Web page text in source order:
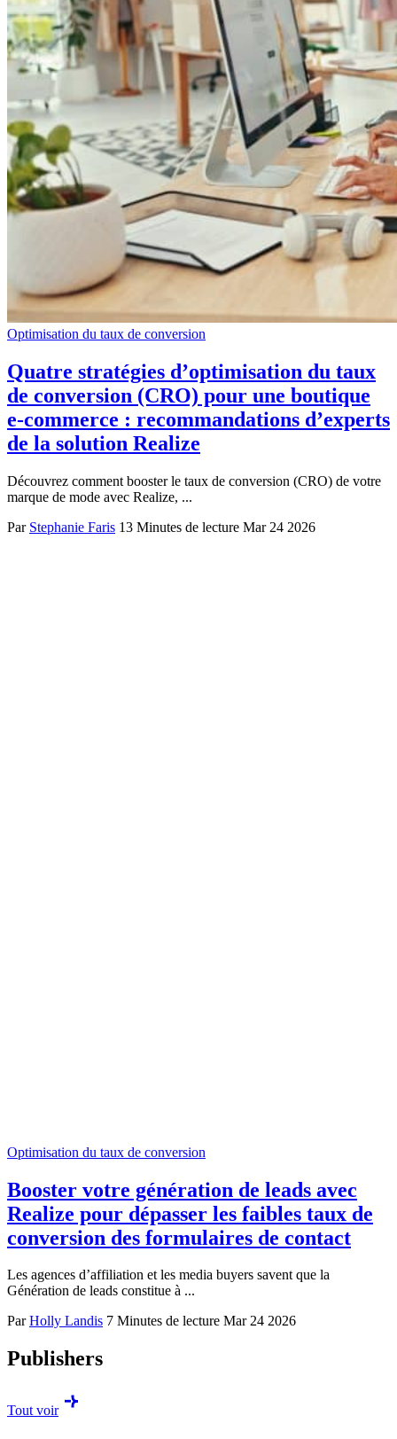
Optimisation du taux de conversion
Quatre stratégies d’optimisation du taux
de conversion (CRO) pour une boutique
e-commerce : recommandations d’experts
de la solution Realize
Découvrez comment booster le taux de conversion (CRO) de votre
marque de mode avec Realize, ...
Par Stephanie Faris 13 Minutes de lecture Mar 24 2026
Optimisation du taux de conversion
Booster votre génération de leads avec
Realize pour dépasser les faibles taux de
conversion des formulaires de contact
Les agences d’affiliation et les media buyers savent que la
Génération de leads constitue à ...
Par Holly Landis 7 Minutes de lecture Mar 24 2026
Publishers
Tout voir